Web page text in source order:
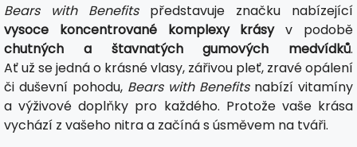
Bears with Benefitspředstavuje značku nabízející
vysoce koncentrované komplexy krásyv podobě
chutných a štavnatých gumových medvídků.
Ať už se jedná o krásné vlasy, zářivou pleť, zravé opálení
či duševní pohodu, Bears with Benefitsnabízí vitamíny
a výživové doplňky pro každého. Protože vaše krása
vychází z vašeho nitra a začíná s úsměvem na tváři.